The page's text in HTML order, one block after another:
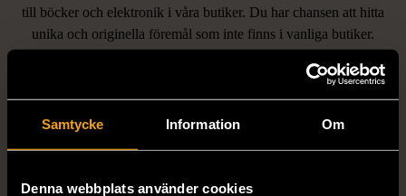
Samtycke Information Om
Denna webbplats använder cookies
till böcker och elektronik i våra butiker. Du har chansen att hitta
unika och originella föremål som inte finns i vanliga butiker.
LIKNANDE PRODUKTER
Hitta produkter som påminner om denna